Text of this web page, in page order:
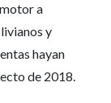
a
y
hayan
de 2018.